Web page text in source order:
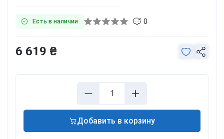
Есть в наличии 0
6 619 ₴
Добавить в корзину